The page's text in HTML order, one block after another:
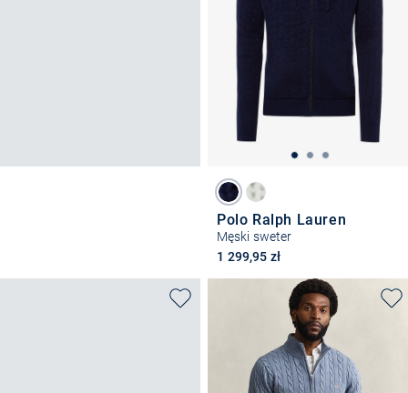
Polo Ralph Lauren
Męski sweter
1 299,95 zł